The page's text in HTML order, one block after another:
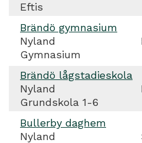
Eftis
Brändö gymnasium
Nyland
Gymnasium
Brändö lågstadieskola
Nyland
Grundskola 1-6
Bullerby daghem
Nyland